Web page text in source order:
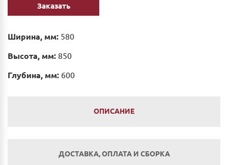
Заказать
Ширина, мм: 580
Высота, мм: 850
Глубина, мм: 600
ОПИСАНИЕ
ДОСТАВКА, ОПЛАТА И СБОРКА